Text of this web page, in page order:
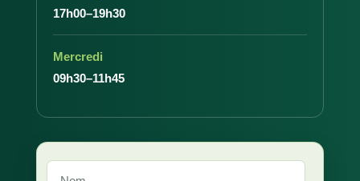
17h00–19h30
Mercredi
09h30–11h45